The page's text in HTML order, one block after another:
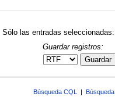
Sólo las entradas seleccionadas:
Guardar registros:
Guardar
Búsqueda CQL